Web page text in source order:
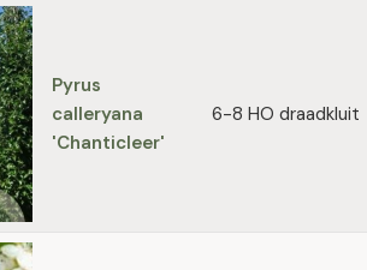
Pyrus
calleryana
'Chanticleer'
6-8 HO draadkluit